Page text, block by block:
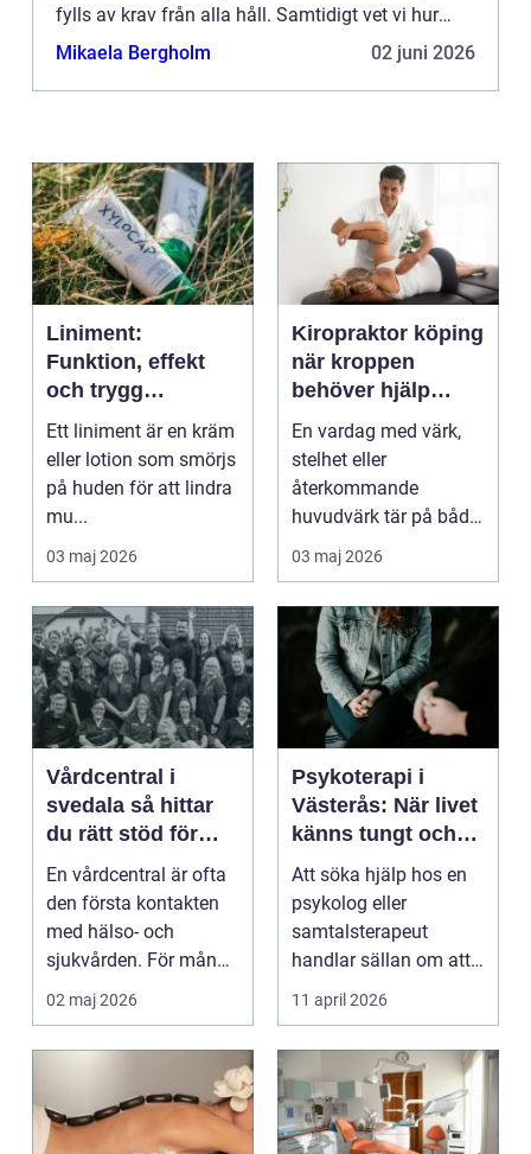
fylls av krav från alla håll. Samtidigt vet vi hur
viktig ...
Mikaela Bergholm 02 juni 2026
Liniment:
Funktion, effekt
och trygg
användning
Ett liniment är en kräm
eller lotion som smörjs
på huden för att lindra
mu...
03 maj 2026
Kiropraktor köping
när kroppen
behöver hjälp
tillbaka
En vardag med värk,
stelhet eller
återkommande
huvudvärk tär på både
ork och humör. Många
03 maj 2026
Vårdcentral i
svedala så hittar
du rätt stöd för
hela familjen
En vårdcentral är ofta
den första kontakten
med hälso- och
sjukvården. För många
i Svedala handlar v...
02 maj 2026
Psykoterapi i
Västerås: När livet
känns tungt och
du behöver prata
med någon
Att söka hjälp hos en
psykolog eller
samtalsterapeut
handlar sällan om att
vara svag....
11 april 2026